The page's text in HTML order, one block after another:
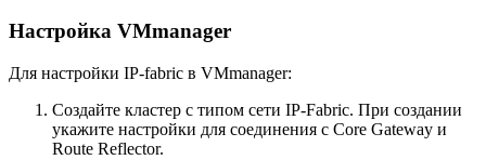
Настройка VMmanager
Для настройки IP-fabric в VMmanager:
Cоздайте кластер с типом сети IP-Fabric. При создании
укажите настройки для соединения с Core Gateway и
Route Reflector.